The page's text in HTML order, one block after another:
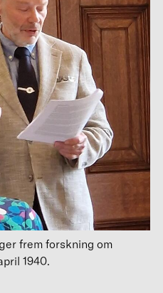
frem forskning om
1940.